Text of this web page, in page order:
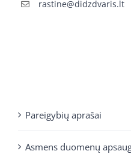
rastine@didzdvaris.lt
Pareigybių aprašai
Asmens duomenų